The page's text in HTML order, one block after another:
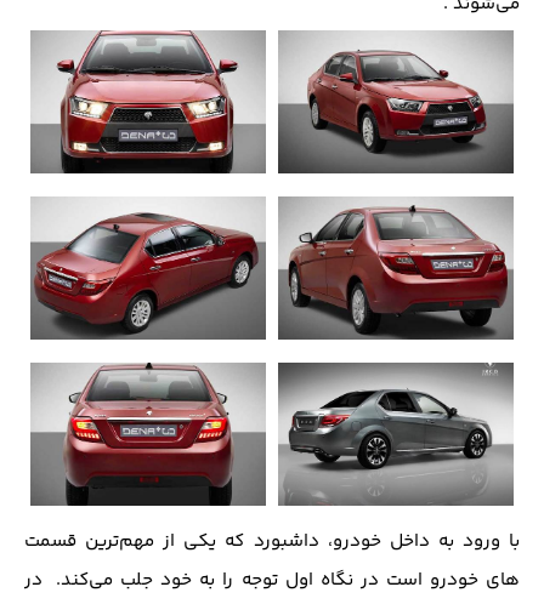
با ورود به داخل خودرو، داشبورد که یکی از مهم‌ترین قسمت
های خودرو است در نگاه اول توجه را به خود جلب می‌کند. در